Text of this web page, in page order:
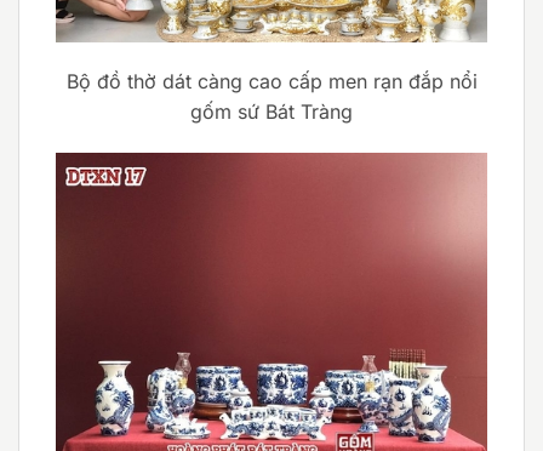
Bộ đồ thờ dát càng cao cấp men rạn đắp nổi
gốm sứ Bát Tràng